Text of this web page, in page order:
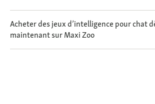
Acheter des jeux d’intelligence pour chat
maintenant sur Maxi Zoo